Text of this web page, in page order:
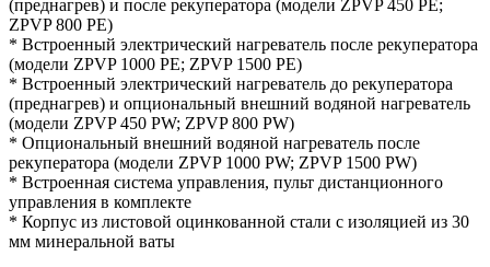
(преднагрев) и после рекуператора (модели ZPVP 450 PE;
ZPVP 800 PE)
* Встроенный электрический нагреватель после рекуператора
(модели ZPVP 1000 PE; ZPVP 1500 PE)
* Встроенный электрический нагреватель до рекуператора
(преднагрев) и опциональный внешний водяной нагреватель
(модели ZPVP 450 PW; ZPVP 800 PW)
* Опциональный внешний водяной нагреватель после
рекуператора (модели ZPVP 1000 PW; ZPVP 1500 PW)
* Встроенная система управления, пульт дистанционного
управления в комплекте
* Корпус из листовой оцинкованной стали с изоляцией из 30
мм минеральной ваты